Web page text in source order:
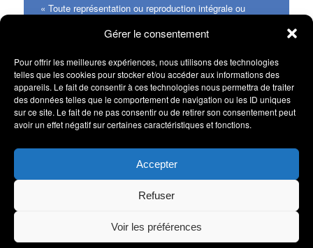
Gérer le consentement
Pour offrir les meilleures expériences, nous utilisons des technologies
telles que les cookies pour stocker et/ou accéder aux informations des
appareils. Le fait de consentir à ces technologies nous permettra de traiter
des données telles que le comportement de navigation ou les ID uniques
sur ce site. Le fait de ne pas consentir ou de retirer son consentement peut
avoir un effet négatif sur certaines caractéristiques et fonctions.
Accepter
Refuser
Voir les préférences
« Toute représentation ou reproduction intégrale ou
ayants droit ou ayants cause est illicite. Il en est de
transformation, l'arrangement ou la reproduction par un
art ou un procédé quelconque. » - Article L122-4 du CPI
(Code de la Propriété Intellectuelle).
De plus, sous aucune circonstance il n'est autorisé de
publier ces informations et traductions dans des buts
commerciaux (vente de livres, matériels publicitaires,
TOUS DROITS RÉSERVÉS : ÉLOÏSE AL'CYONA ©